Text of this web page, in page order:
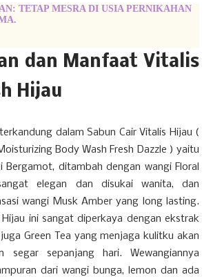
TETAP MESRA DI USIA PERNIKAHAN
dan Manfaat Vitalis
Hijau
dalam Sabun Cair Vitalis Hijau (
Body Wash Fresh Dazzle ) yaitu
Bergamot, ditambah dengan wangi Floral
elegan dan disukai wanita, dan
wangi Musk Amber yang long lasting.
Hijau ini sangat diperkaya dengan ekstrak
Green Tea yang menjaga kulitku akan
segar sepanjang hari. Wewangiannya
dari wangi bunga, lemon dan ada